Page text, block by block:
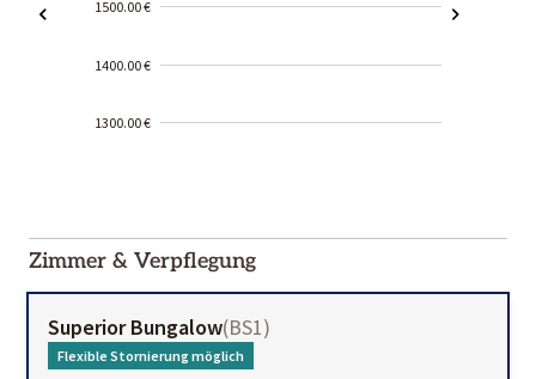
1500.00 €
1400.00 €
1300.00 €
01-02
Zimmer & Verpflegung
Superior Bungalow(BS1)
Flexible Stornierung möglich